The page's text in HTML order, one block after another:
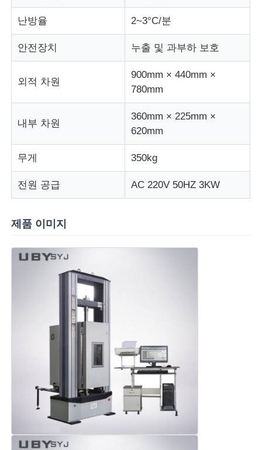
난방율 2~3°C/분
안전장치 누출 및 과부하 보호
외적 차원
900mm × 440mm ×
780mm
내부 차원
360mm × 225mm ×
620mm
무게 350kg
전원 공급 AC 220V 50HZ 3KW
제품 이미지